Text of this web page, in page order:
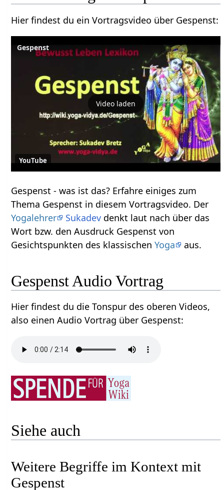
Hier findest du ein Vortragsvideo über Gespenst‏‎:
Gespenst
Video laden
YouTube
Gespenst‏‎ - was ist das? Erfahre einiges zum
Thema Gespenst‏‎ in diesem Vortragsvideo. Der
Yogalehrer
Sukadev denkt laut nach über das
Wort bzw. den Ausdruck Gespenst‏‎ von
Gesichtspunkten des klassischenYoga aus.
Gespenst‏‎ Audio Vortrag
Hier findest du die Tonspur des oberen Videos,
also einen Audio Vortrag über Gespenst‏‎:
Siehe auch
Weitere Begriffe im Kontext mit